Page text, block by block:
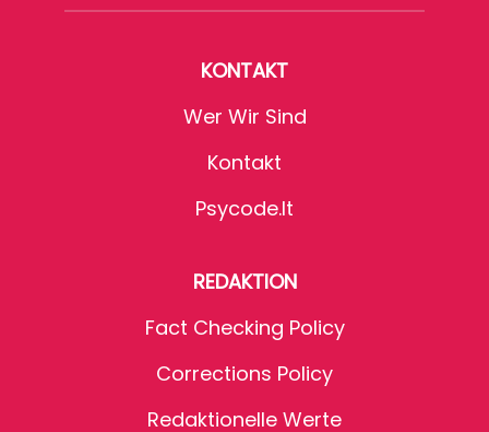
KONTAKT
Wer Wir Sind
Kontakt
Psycode.it
REDAKTION
Fact Checking Policy
Corrections Policy
Redaktionelle Werte